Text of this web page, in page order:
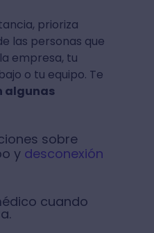
prioriza
las personas que
empresa, tu
o tu equipo. Te
algunas
sobre
y desconexión
cuando